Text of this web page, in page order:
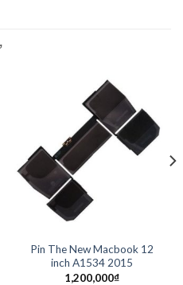
Pin The New Macbook 12
inch A1534 2015
1,200,000₫